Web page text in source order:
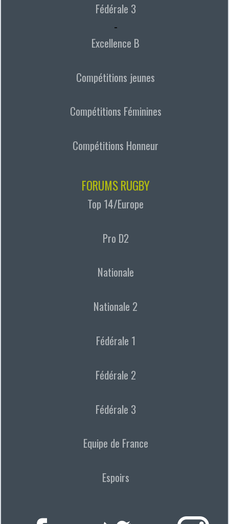
Fédérale 3
-
Excellence B
Compétitions jeunes
Compétitions Féminines
Compétitions Honneur
FORUMS RUGBY
Top 14/Europe
Pro D2
Nationale
Nationale 2
Fédérale 1
Fédérale 2
Fédérale 3
Equipe de France
Espoirs